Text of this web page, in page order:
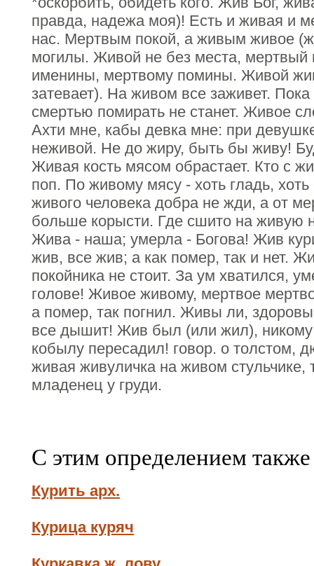
правда, надежа моя)! Есть и живая и
нас. Мертвым покой, а живым живое
могилы. Живой не без места,
именины, мертвому помины. Живой
затевает). На живом все заживет.
смертью помирать не станет. Живое
Ахти мне, кабы девка мне: при
неживой. Не до жиру, быть бы живу!
Живая кость мясом обрастает. Кто с
поп. По живому мясу - хоть гладь,
живого человека добра не жди, а от
больше корысти. Где сшито на живую
Жива - наша; умерла - Богова! Жив
жив, все жив; а как помер, так и нет.
покойника не стоит. За ум хватился,
голове! Живое живому, мертвое
а помер, так погнил. Живы ли,
все дышит! Жив был (или жил),
кобылу пересадил! говор. о толстом,
живая живуличка на живом стульчике,
младенец у груди.
С этим определением
Курить арх.
Курица куряч